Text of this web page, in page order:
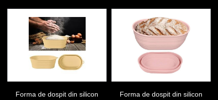
Forma de dospit din silicon
Forma de dospit din silicon